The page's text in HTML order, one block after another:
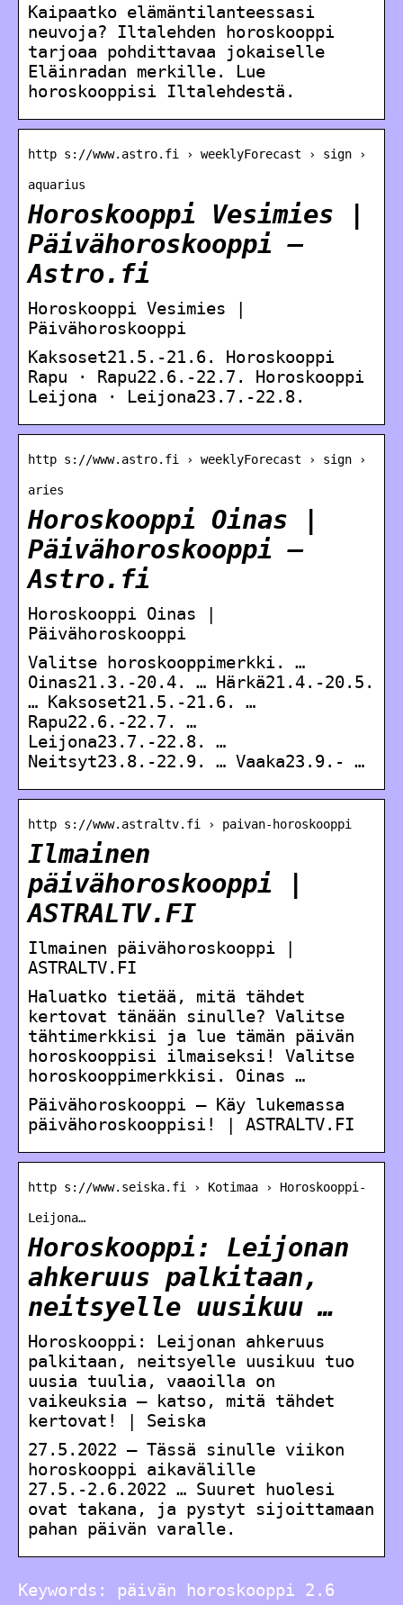
Kaipaatko elämäntilanteessasi
neuvoja? Iltalehden horoskooppi
tarjoaa pohdittavaa jokaiselle
Eläinradan merkille. Lue
horoskooppisi Iltalehdestä.
http s://www.astro.fi › weeklyForecast › sign ›
aquarius
Horoskooppi Vesimies |
Päivähoroskooppi –
Astro.fi
Horoskooppi Vesimies |
Päivähoroskooppi
Kaksoset21.5.-21.6. Horoskooppi
Rapu · Rapu22.6.-22.7. Horoskooppi
Leijona · Leijona23.7.-22.8.
http s://www.astro.fi › weeklyForecast › sign ›
aries
Horoskooppi Oinas |
Päivähoroskooppi –
Astro.fi
Horoskooppi Oinas |
Päivähoroskooppi
Valitse horoskooppimerkki. …
Oinas21.3.-20.4. … Härkä21.4.-20.5.
… Kaksoset21.5.-21.6. …
Rapu22.6.-22.7. …
Leijona23.7.-22.8. …
Neitsyt23.8.-22.9. … Vaaka23.9.- …
http s://www.astraltv.fi › paivan-horoskooppi
Ilmainen
päivähoroskooppi |
ASTRALTV.FI
Ilmainen päivähoroskooppi |
ASTRALTV.FI
Haluatko tietää, mitä tähdet
kertovat tänään sinulle? Valitse
tähtimerkkisi ja lue tämän päivän
horoskooppisi ilmaiseksi! Valitse
horoskooppimerkkisi. Oinas …
Päivähoroskooppi – Käy lukemassa
päivähoroskooppisi! | ASTRALTV.FI
http s://www.seiska.fi › Kotimaa › Horoskooppi-
Leijona…
Horoskooppi: Leijonan
ahkeruus palkitaan,
neitsyelle uusikuu …
Horoskooppi: Leijonan ahkeruus
palkitaan, neitsyelle uusikuu tuo
uusia tuulia, vaaoilla on
vaikeuksia – katso, mitä tähdet
kertovat! | Seiska
27.5.2022 — Tässä sinulle viikon
horoskooppi aikavälille
27.5.-2.6.2022 … Suuret huolesi
ovat takana, ja pystyt sijoittamaan
pahan päivän varalle.
Keywords: päivän horoskooppi 2.6